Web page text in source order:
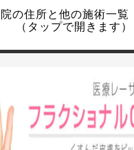
院の住所と他の施術一覧
（タップで開きます）